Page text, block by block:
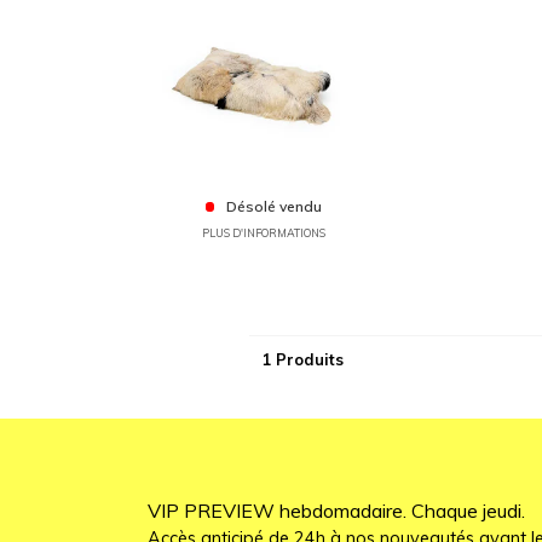
Désolé vendu
PLUS D'INFORMATIONS
1 Produits
VIP PREVIEW hebdomadaire. Chaque jeudi.